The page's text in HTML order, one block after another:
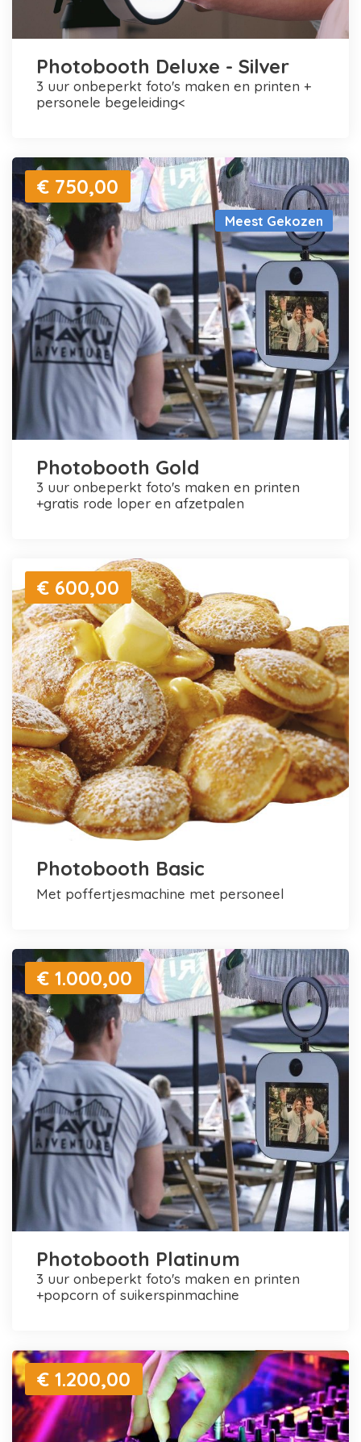
Photobooth Deluxe - Silver
3 uur onbeperkt foto's maken en printen +
personele begeleiding<
Meest Gekozen
€ 750,00
Photobooth Gold
3 uur onbeperkt foto's maken en printen
+gratis rode loper en afzetpalen
€ 600,00
Photobooth Basic
met poffertjesmachine met personeel
€ 1.000,00
Photobooth Platinum
3 uur onbeperkt foto's maken en printen
+popcorn of suikerspinmachine
€ 1.200,00